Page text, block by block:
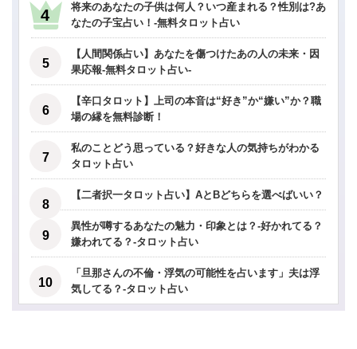
将来のあなたの子供は何人？いつ産まれる？性別は?あ
なたの子宝占い！-無料タロット占い
【人間関係占い】あなたを傷つけたあの人の未来・因
果応報-無料タロット占い-
【辛口タロット】上司の本音は“好き”か“嫌い”か？職
場の縁を無料診断！
私のことどう思っている？好きな人の気持ちがわかる
タロット占い
【二者択一タロット占い】AとBどちらを選べばいい？
異性が噂するあなたの魅力・印象とは？-好かれてる？
嫌われてる？-タロット占い
「旦那さんの不倫・浮気の可能性を占います」夫は浮
気してる？-タロット占い